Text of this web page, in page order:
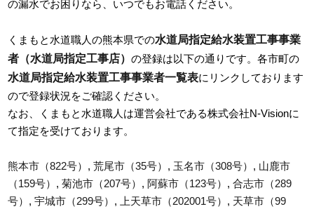
の漏水でお困りなら、いつでもお電話ください。
くまもと水道職人の熊本県での水道局指定給水装置工事事業
者（水道局指定工事店）の登録は以下の通りです。各市町の
水道局指定給水装置工事事業者一覧表にリンクしております
ので登録状況をご確認ください。
なお、くまもと水道職人は運営会社である株式会社N-Visionに
て指定を受けております。
熊本市（822号） ,荒尾市（35号） , 玉名市（308号） , 山鹿市
（159号） ,菊池市（207号） , 阿蘇市（123号） ,合志市（289
号） ,宇城市（299号） , 上天草市（202001号） , 天草市（99